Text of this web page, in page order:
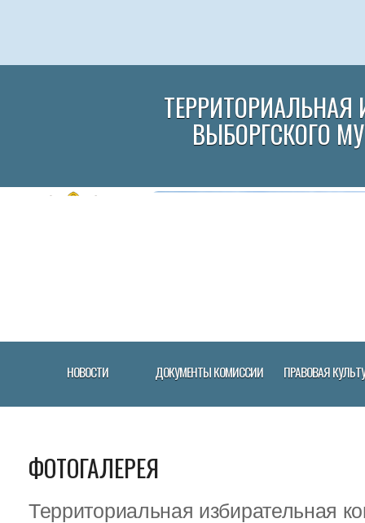
ВЫБОРГСКОГО
НОВОСТИ ДОКУМЕНТЫ КОМИССИИ ПРАВОВАЯ
ФОТОГАЛЕРЕЯ
Территориальная избирательная